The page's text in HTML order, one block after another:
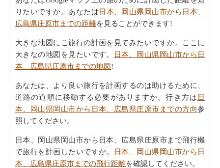
りたいですか。あなたは日本、岡山県岡山市から日本、
広島県庄原市までの距離を見ることができます!
大きな地図にご旅行の計画を見てみたいですか。ここに
大きなの地図を見たいです。
日本、岡山県岡山市から日
本、広島県庄原市までの地図!
あなたは、より良い旅行を計画するのは助けるために、
道路の道順に移動する必要がありますか。行き方は 日
本、岡山県岡山市から日本、広島県庄原市までの方向参
照してください。
日本、岡山県岡山市から日本、広島県庄原市まで飛行機
で旅行を計画したいですか。
日本、岡山県岡山市から日
本、広島県庄原市までの飛行距離を確認してください。